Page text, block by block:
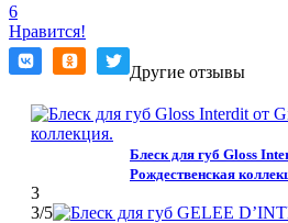
6
Нравится!
Другие отзывы
Блеск для губ Gloss
Рождественская
3
3/5